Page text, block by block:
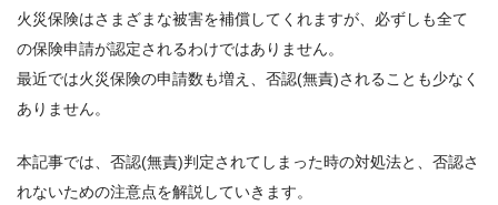
火災保険はさまざまな被害を補償してくれますが、必ずしも全て
の保険申請が認定されるわけではありません。
最近では火災保険の申請数も増え、否認(無責)されることも少なく
ありません。
本記事では、否認(無責)判定されてしまった時の対処法と、否認さ
れないための注意点を解説していきます。